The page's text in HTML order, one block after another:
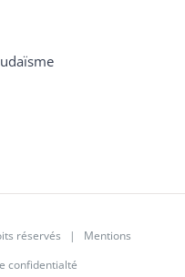
réservés | Mentions
confidentialté